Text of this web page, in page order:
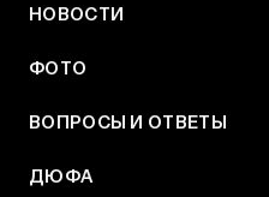
НОВОСТИ
ФОТО
ВОПРОСЫ И ОТВЕТЫ
ДЮФА